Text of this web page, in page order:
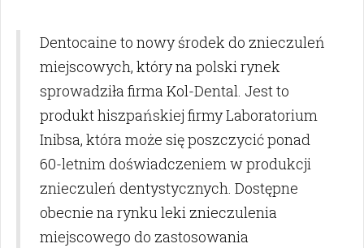
Dentocaine to nowy środek do znieczuleń
miejscowych, który na polski rynek
sprowadziła firma Kol-Dental. Jest to
produkt hiszpańskiej firmy Laboratorium
Inibsa, która może się poszczycić ponad
60-letnim doświadczeniem w produkcji
znieczuleń dentystycznych. Dostępne
obecnie na rynku leki znieczulenia
miejscowego do zastosowania